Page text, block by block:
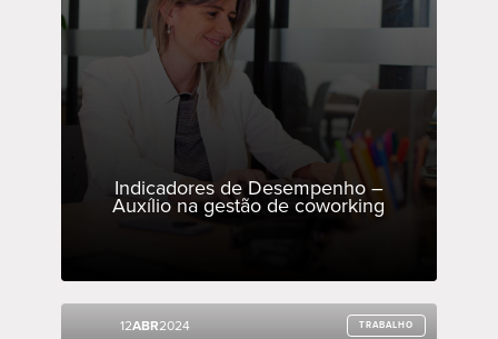
Indicadores de Desempenho –
Auxílio na gestão de coworking
12ABR2024 TRABALHO
12ABR2024 TRABALHO